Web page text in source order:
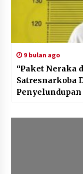
9 bulan ago
“Paket Neraka
Satresnarkoba